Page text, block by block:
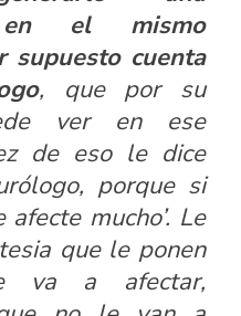
en el mismo
supuesto cuenta
, que por su
ver en ese
de eso le dice
porque si
mucho’. Le
que le ponen
a afectar,